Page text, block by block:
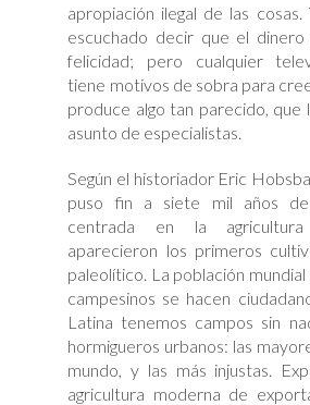
apropiación ilegal de las
escuchado decir que el
felicidad; pero cualquier
tiene motivos de sobra para
produce algo tan parecido, que
asunto de especialistas.
Según el historiador Eric
puso fin a siete mil años de
centrada en la
aparecieron los primeros
paleolítico. La población mundial
campesinos se hacen
Latina tenemos campos sin
hormigueros urbanos: las
mundo, y las más injustas.
agricultura moderna de